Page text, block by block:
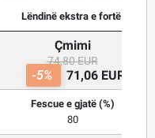
Lëndinë ekstra e fortë.
Çmimi
74,80 EUR
-5% 71,06 EUR
Fescue e gjatë (%)
80